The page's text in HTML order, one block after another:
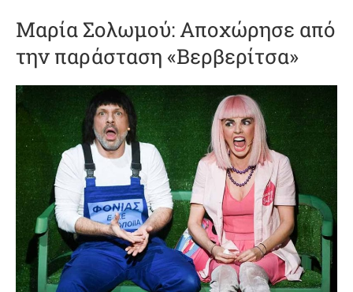
Μαρία Σολωμού: Αποχώρησε από
την παράσταση «Βερβερίτσα»